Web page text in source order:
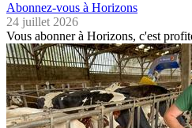
Abonnez-vous à Horizons
24 juillet 2026
Vous abonner à Horizons, c'est